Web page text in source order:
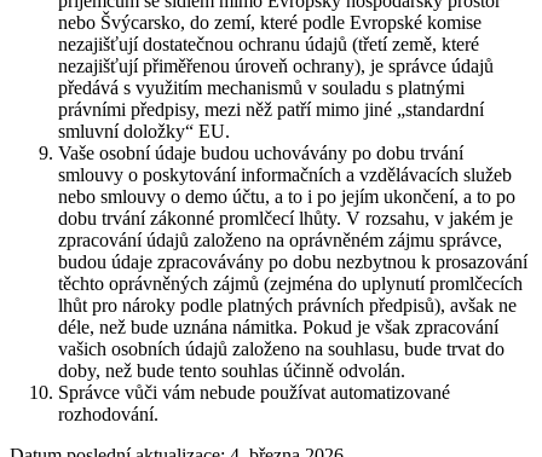
nebo Švýcarsko, do zemí, které podle Evropské komise
nezajišťují dostatečnou ochranu údajů (třetí země, které
nezajišťují přiměřenou úroveň ochrany), je správce údajů
předává s využitím mechanismů v souladu s platnými
právními předpisy, mezi něž patří mimo jiné „standardní
smluvní doložky“ EU.
Vaše osobní údaje budou uchovávány po dobu trvání
smlouvy o poskytování informačních a vzdělávacích služeb
nebo smlouvy o demo účtu, a to i po jejím ukončení, a to po
dobu trvání zákonné promlčecí lhůty. V rozsahu, v jakém je
zpracování údajů založeno na oprávněném zájmu správce,
budou údaje zpracovávány po dobu nezbytnou k prosazování
těchto oprávněných zájmů (zejména do uplynutí promlčecích
lhůt pro nároky podle platných právních předpisů), avšak ne
déle, než bude uznána námitka. Pokud je však zpracování
vašich osobních údajů založeno na souhlasu, bude trvat do
doby, než bude tento souhlas účinně odvolán.
Správce vůči vám nebude používat automatizované
rozhodování.